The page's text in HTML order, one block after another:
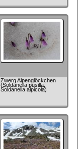
Zwerg Alpenglöckchen
(Soldanella pusilla,
Soldanella alpicola)